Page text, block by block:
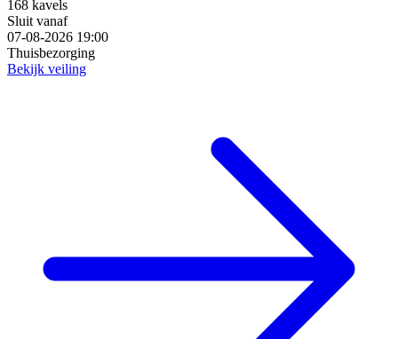
168 kavels
Sluit vanaf
07-08-2026 19:00
Thuisbezorging
Bekijk veiling